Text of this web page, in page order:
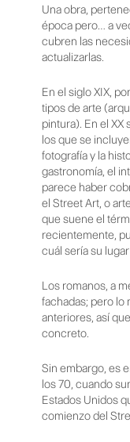
Una obra,
época pero… a
cubren las
actualizarlas.
En el siglo XIX,
tipos de arte
pintura). En el XX
los que se
fotografía y la
gastronomía, el
parece haber
el Street Art, o
que suene el
recientemente,
cuál sería su
Los romanos, a
fachadas; pero
anteriores, así
concreto.
Sin embargo, es
los 70, cuando
Estados Unidos
comienzo del